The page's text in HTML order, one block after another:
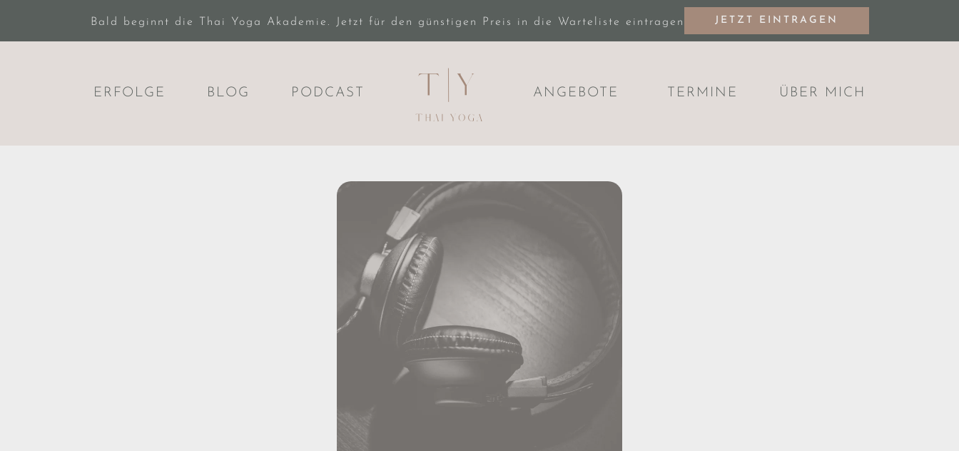
Bald beginnt die Thai Yoga Akademie. Jetzt für den günstigen Preis in die Warteliste eintragen JETZT EINTRAGEN
ERFOLGE BLOG PODCAST ANGEBOTE TERMINE ÜBER MICH